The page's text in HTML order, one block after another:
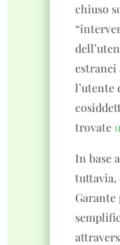
chiuso
l’utente
trovate
In base
tuttavia,
Garante